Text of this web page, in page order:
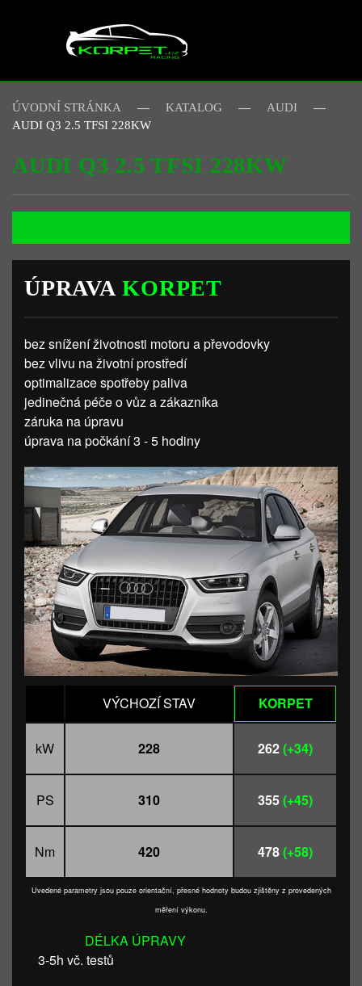
Skip to main content
ÚVODNÍ STRÁNKA KATALOG
AUDI
AUDI Q3 2.5 TFSI 228KW
AUDI Q3 2.5 TFSI 228KW
ÚPRAVAKORPET
bez snížení životnosti motoru a převodovky
bez vlivu na životní prostředí
optimalizace spotřeby paliva
jedinečná péče o vůz a zákazníka
záruka na úpravu
úprava na počkání 3 - 5 hodiny
VÝCHOZÍ STAV KORPET
kW 228 262(+34)
PS 310 355(+45)
Nm 420 478(+58)
Uvedené parametry jsou pouze orientační, přesné hodnoty budou zjištěny z provedených
měření výkonu.
DÉLKA ÚPRAVY
3-5h vč. testů